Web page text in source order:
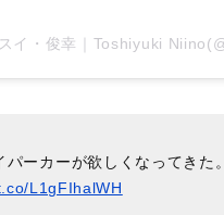
パーカーが欲しくなってきた。
L1gFIhalWH